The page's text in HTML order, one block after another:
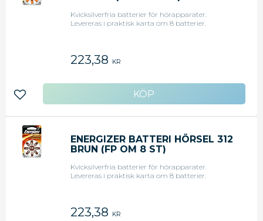
Kvicksilverfria batterier för hörapparater.
Levereras i praktisk karta om 8 batterier.
223,38 KR
Lägg till i favoriter
ENERGIZER BATTERI HÖRSEL 312
BRUN (FP OM 8 ST)
Kvicksilverfria batterier för hörapparater.
Levereras i praktisk karta om 8 batterier.
223,38 KR